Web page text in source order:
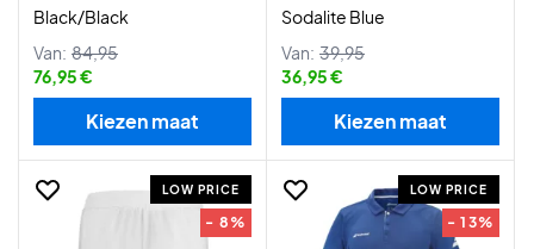
Black/Black
Van: 84,95
76,95 €
Kiezen maat
Sodalite Blue
Van: 39,95
36,95 €
Kiezen maat
LOW PRICE
- 8%
LOW PRICE
- 13%